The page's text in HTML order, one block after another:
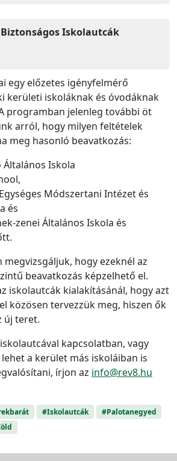
Iskolautcák
egy előzetes igényfelmérő
kerületi iskoláknak és óvodáknak
programban jelenleg további öt
arról, hogy milyen feltételek
meg hasonló beavatkozás:
Általános Iskola
Módszertani Intézet és
és
zenei Általános Iskola és
megvizsgáljuk, hogy ezeknél az
beavatkozás képzelhető el.
iskolautcák kialakításánál, hogy azt
közösen tervezzük meg, hiszen ők
új teret.
kapcsolatban, vagy
a kerület más iskoláiban is
írjon az info@rev8.hu
#Iskolautcák
#Palotanegyed